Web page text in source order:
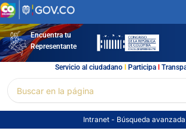
Ir
al
contenidoEncuentra tu
Representante
Servicio al ciudadano l Participal
por:
Intranet - Búsqueda avanzada